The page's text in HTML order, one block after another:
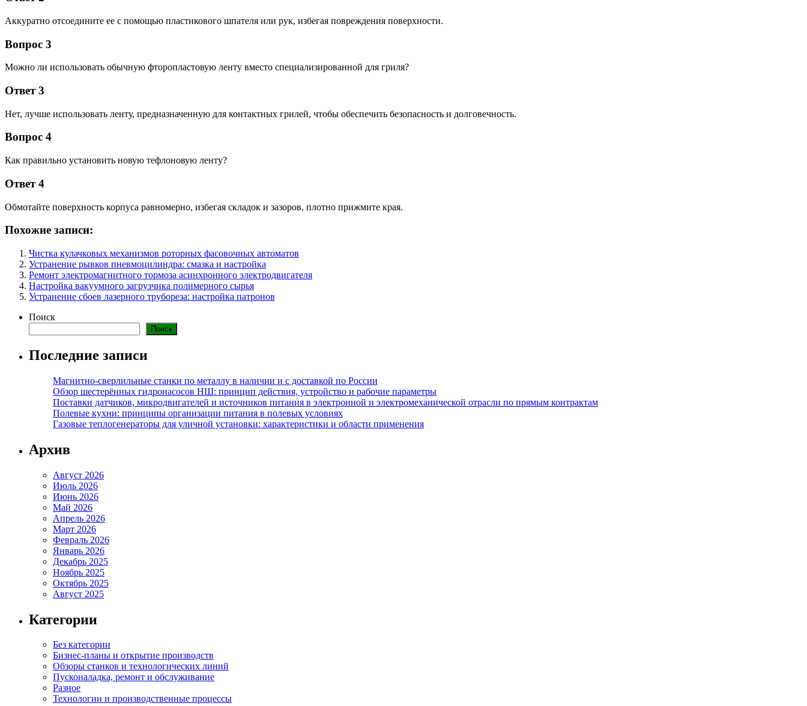
Аккуратно отсоедините ее с помощью пластикового шпателя или рук, избегая повреждения поверхности.
Вопрос 3
Можно ли использовать обычную фторопластовую ленту вместо специализированной для гриля?
Ответ 3
Нет, лучше использовать ленту, предназначенную для контактных грилей, чтобы обеспечить безопасность и долговечность.
Вопрос 4
Как правильно установить новую тефлоновую ленту?
Ответ 4
Обмотайте поверхность корпуса равномерно, избегая складок и зазоров, плотно прижмите края.
Похожие записи:
Чистка кулачковых механизмов роторных фасовочных автоматов
Устранение рывков пневмоцилиндра: смазка и настройка
Ремонт электромагнитного тормоза асинхронного электродвигателя
Настройка вакуумного загрузчика полимерного сырья
Устранение сбоев лазерного трубореза: настройка патронов
Поиск
Поиск
Последние записи
Магнитно-сверлильные станки по металлу в наличии и с доставкой по России
Обзор шестерённых гидронасосов НШ: принцип действия, устройство и рабочие параметры
Поставки датчиков, микродвигателей и источников питания в электронной и электромеханической отрасли по прямым контрактам
Полевые кухни: принципы организации питания в полевых условиях
Газовые теплогенераторы для уличной установки: характеристики и области применения
Архив
Август 2026
Июль 2026
Июнь 2026
Май 2026
Апрель 2026
Март 2026
Февраль 2026
Январь 2026
Декабрь 2025
Ноябрь 2025
Октябрь 2025
Август 2025
Категории
Без категории
Бизнес-планы и открытие производств
Обзоры станков и технологических линий
Пусконаладка, ремонт и обслуживание
Разное
Технологии и производственные процессы